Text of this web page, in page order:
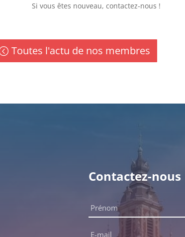
Si vous êtes nouveau, contactez-nous !
Toutes l'actu de nos membres
Contactez-nous
Nom
complet
E-